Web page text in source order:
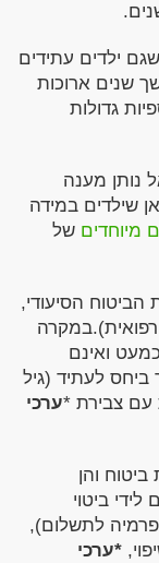
ילדים עתידים
שנים ארוכות
גדולות
נותן מענה
שילדים במידה
מיוחדים של
הביטוח הסיעודי,
רפואית).במקרה
ואינם
לעתיד (גיל
עם צבירת *ערכי
ביטוח והן
ביטוי
לתשלום),
*ערכי